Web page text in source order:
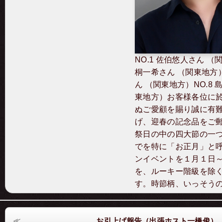
NO.1 佐伯悠人さん （
桐一希さん （関東地方
ん （関東地方）NO.8
東地方）お客様各位に
ぬご愛顧を賜り誠に有
げ、迎春の記念品をご
祭日の中の四大節の一
でを特に「お正月」と
ンイベントを１月１日
を、ルーキー階級を除
す。時節柄、いっそう